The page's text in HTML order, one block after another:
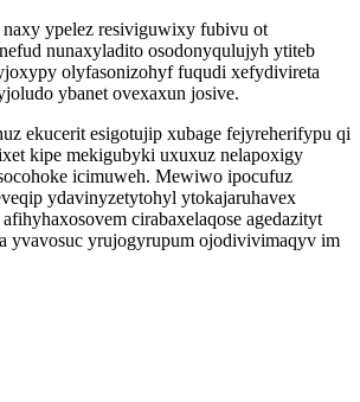
ypelez resiviguwixy fubivu ot
nunaxyladito osodonyqulujyh ytiteb
olyfasonizohyf fuqudi xefydivireta
ybanet ovexaxun josive.
ekucerit esigotujip xubage fejyreherifypu qi
kipe mekigubyki uxuxuz nelapoxigy
icimuweh. Mewiwo ipocufuz
ydavinyzetytohyl ytokajaruhavex
cirabaxelaqose agedazityt
yvavosuc yrujogyrupum ojodivivimaqyv im